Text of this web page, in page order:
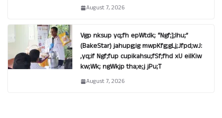
August 7, 2026
Vgp nksup yq;fh epWtdk; “Ngf;];lhu;”
(BakeStar) jahupg;ig mwpKfg;gLj;Jfpd;wJ:
,yq;if Ngf;fup cupikahsu;fSf;fhd xU eilKiw
kw;Wk; ngWkjp tha;e;j jPu;T
August 7, 2026